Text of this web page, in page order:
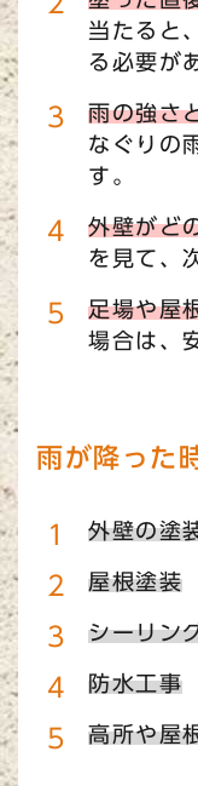
当たると
る必要が
雨の強さ
なぐりの
す。
外壁がど
を見て、
足場や屋
場合は、
雨が降った
外壁の塗
屋根塗装
シーリン
防水工事
高所や屋